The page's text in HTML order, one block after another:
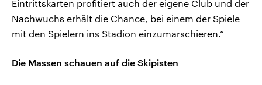
Eintrittskarten profitiert auch der eigene Club und der
Nachwuchs erhält die Chance, bei einem der Spiele
mit den Spielern ins Stadion einzumarschieren.“
Die Massen schauen auf die Skipisten